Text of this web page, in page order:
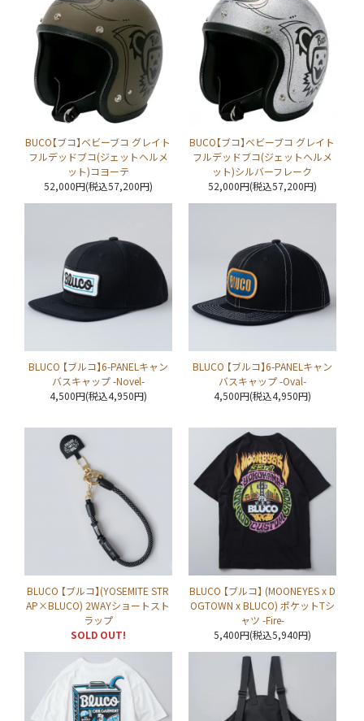
BUCO【ブコ】ベビーブコ グレイト
フルデッドブコ(ジェットヘルメ
ット)コヨーテ
52,000円(税込57,200円)
BUCO【ブコ】ベビーブコ グレイト
フルデッドブコ(ジェットヘルメ
ット)シルバーフレーク
52,000円(税込57,200円)
BLUCO 【ブルコ】6-PANELキャン
バスキャップ -Novel-
4,500円(税込4,950円)
BLUCO 【ブルコ】6-PANELキャン
バスキャップ -Oval-
4,500円(税込4,950円)
BLUCO 【ブルコ】(YOSEMITE STR
AP×BLUCO) 2WAYショートスト
ラップ
SOLD OUT!
BLUCO 【ブルコ】 (MOONEYES x D
OGTOWN x BLUCO) ポケットTシ
ャツ -Fire-
5,400円(税込5,940円)